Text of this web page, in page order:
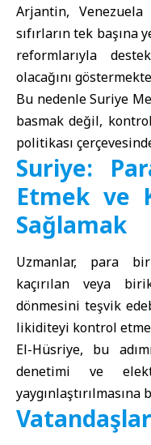
Arjantin,
sıfırların tek başına
reformlarıyla
olacağını
Bu nedenle Suriye
basmak değil,
politikası
Suriye:
Etmek ve
Sağlamak
Uzmanlar, para
kaçırılan veya
dönmesini teşvik
likiditeyi kontrol etme
El-Hüsriye, bu
denetimi ve
yaygınlaştırılmasına